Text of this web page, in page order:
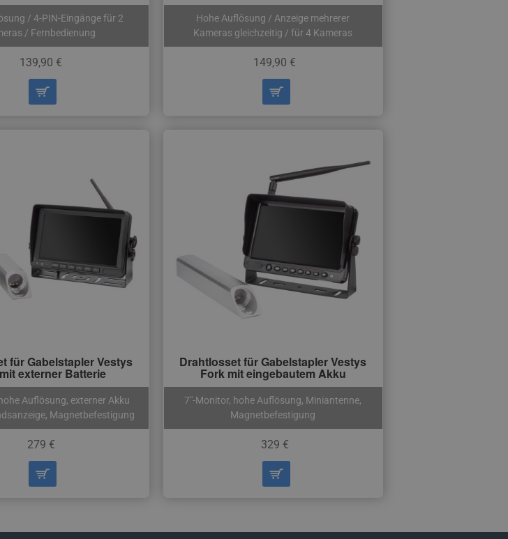
/ 4-PIN-Eingänge für 2
/ Fernbedienung
139,90 €
Hohe Auflösung / Anzeige mehrerer
Kameras gleichzeitig / für 4 Kameras
149,90 €
Auflösung, externer Akku
Magnetbefestigung
für Gabelstapler Vestys
externer Batterie
279 €
7″-Monitor, hohe Auflösung, Miniantenne,
Magnetbefestigung
Drahtlosset für Gabelstapler Vestys
Fork mit eingebautem Akku
329 €